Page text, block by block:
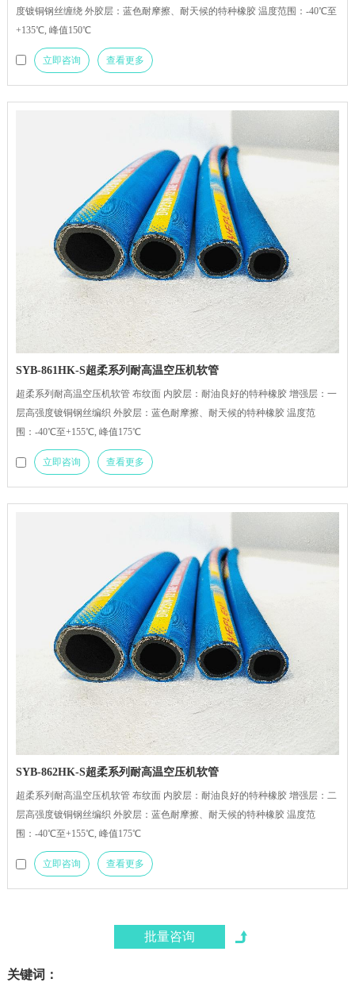
度镀铜钢丝缠绕 外胶层：蓝色耐摩擦、耐天候的特种橡胶 温度范围：-40℃至
+135℃, 峰值150℃
立即咨询 查看更多
SYB-861HK-S超柔系列耐高温空压机软管
超柔系列耐高温空压机软管 布纹面 内胶层：耐油良好的特种橡胶 增强层：一
层高强度镀铜钢丝编织 外胶层：蓝色耐摩擦、耐天候的特种橡胶 温度范
围：-40℃至+155℃, 峰值175℃
立即咨询 查看更多
SYB-862HK-S超柔系列耐高温空压机软管
超柔系列耐高温空压机软管 布纹面 内胶层：耐油良好的特种橡胶 增强层：二
层高强度镀铜钢丝编织 外胶层：蓝色耐摩擦、耐天候的特种橡胶 温度范
围：-40℃至+155℃, 峰值175℃
立即咨询 查看更多
关键词：